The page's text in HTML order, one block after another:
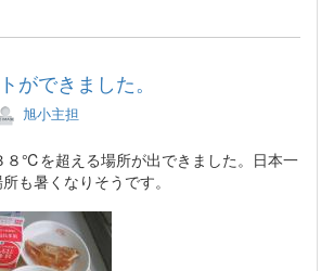
ができました。
旭小主担
℃を超える場所が出できました。日本一
も暑くなりそうです。